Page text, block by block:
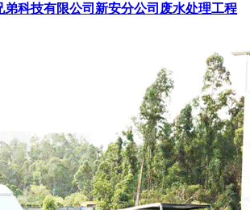
弟科技有限公司新安分公司废水处理工程